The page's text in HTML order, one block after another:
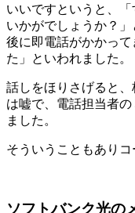
いいですというと、
いかがでしょうか？
後に即電話がかかっ
た」といわれました。
話しをほりさげると
は嘘で、電話担当者
ました。
そういうこともありコ
ソフトバンク光の